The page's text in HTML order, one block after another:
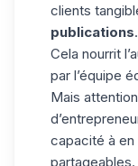
clients
publications.
Cela nourrit
par l’équipe
Mais
capacité à
partageables.